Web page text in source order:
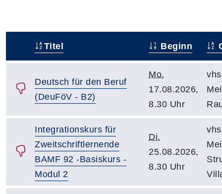
Titel Beginn
Deutsch für den Beruf
(DeuFöV - B2)
Mo.
17.08.2026,
8.30 Uhr
Integrationskurs für
Zweitschriftlernende
BAMF 92 -Basiskurs -
Modul 2
Di.
25.08.2026,
8.30 Uhr